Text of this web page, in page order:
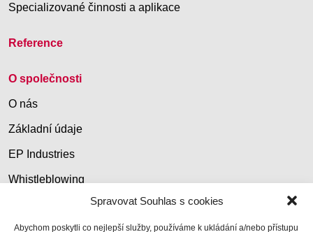
Spravovat Souhlas s cookies
Abychom poskytli co nejlepší služby, používáme k ukládání a/nebo přístupu
Specializované činnosti a aplikace
Reference
O společnosti
O nás
Základní údaje
EP Industries
Whistleblowing